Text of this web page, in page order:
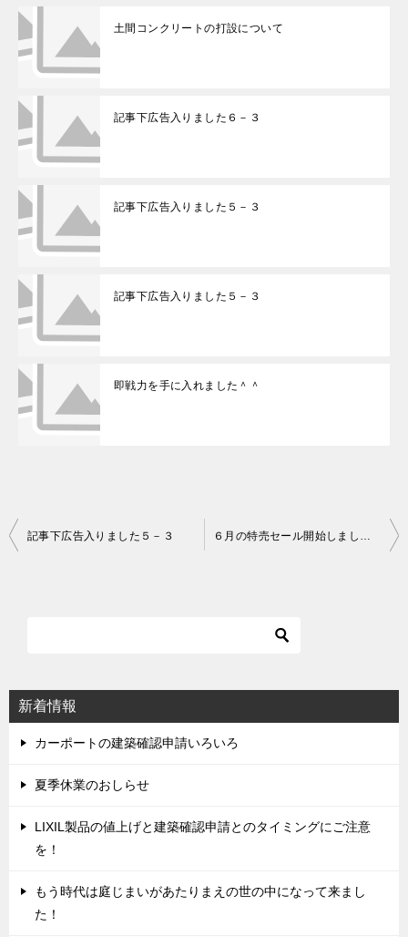
土間コンクリートの打設について
記事下広告入りました６－３
記事下広告入りました５－３
記事下広告入りました５－３
即戦力を手に入れました＾＾
シ
ョ
ン
記事下広告入りました５－３ ６月の特売セール開始しました！
新着情報
カーポートの建築確認申請いろいろ
夏季休業のおしらせ
LIXIL製品の値上げと建築確認申請とのタイミングにご注意
を！
もう時代は庭じまいがあたりまえの世の中になって来まし
た！